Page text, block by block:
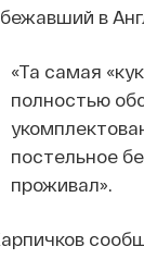
в
«Та самая
полностью
постельное
проживал».